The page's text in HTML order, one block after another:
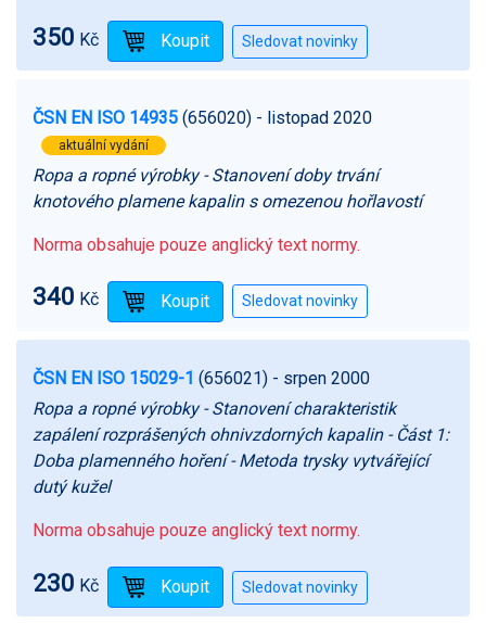
350 Kč
ČSN EN ISO 14935 (656020) - listopad 2020
aktuální vydání
Ropa a ropné výrobky - Stanovení doby trvání
knotového plamene kapalin s omezenou hořlavostí
Norma obsahuje pouze anglický text normy.
340 Kč
ČSN EN ISO 15029-1 (656021) - srpen 2000
Ropa a ropné výrobky - Stanovení charakteristik
zapálení rozprášených ohnivzdorných kapalin - Část 1:
Doba plamenného hoření - Metoda trysky vytvářející
dutý kužel
Norma obsahuje pouze anglický text normy.
230 Kč